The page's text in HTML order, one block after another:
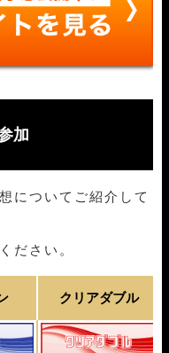
34,600円
433%
31,300円
391%
41,100円
514%
加
についてご紹介して
ださい。
クリアダブル